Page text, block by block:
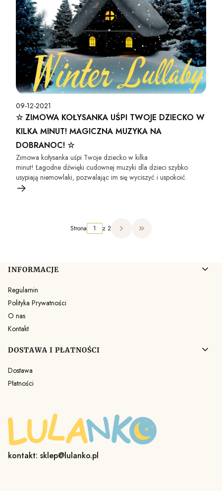
09-12-2021
☆ ZIMOWA KOŁYSANKA UŚPI TWOJE DZIECKO W
KILKA MINUT! MAGICZNA MUZYKA NA
DOBRANOC! ☆
Zimowa kołysanka uśpi Twoje dziecko w kilka
minut! Łagodne dźwięki cudownej muzyki dla dzieci szybko
usypiają niemowlaki, pozwalając im się wyciszyć i uspokoić.
Strona z 2 Przejdź do ostatniej strony
Linki w stopce
INFORMACJE
Regulamin
Polityka Prywatności
O nas
Kontakt
DOSTAWA I PŁATNOŚCI
Dostawa
Płatności
kontakt: sklep@lulanko.pl